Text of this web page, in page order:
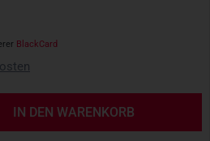
BlackCard
IN DEN WARENKORB